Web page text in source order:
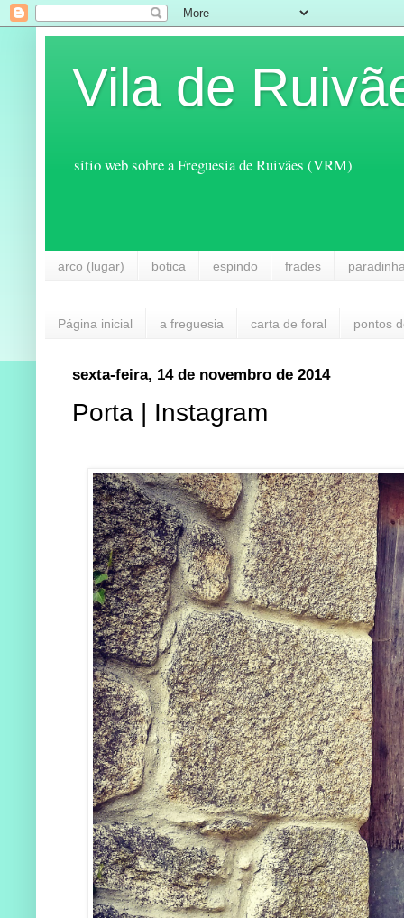
Vila de
sítio web sobre a Freguesia de Ruivães (VRM)
arco (lugar) botica espindo frades
Página inicial a freguesia carta de foral pontos
sexta-feira, 14 de novembro de 2014
Porta | Instagram